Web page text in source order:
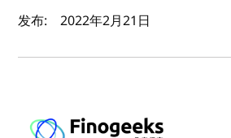
作者及发布日期
发布: 2022年2月21日